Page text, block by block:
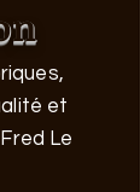
et
Le